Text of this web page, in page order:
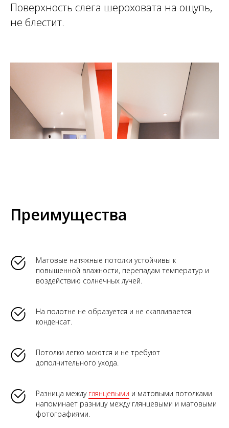
Поверхность слега шероховата на ощупь,
не блестит.
Преимущества
Матовые натяжные потолки устойчивы к
повышенной влажности, перепадам температур и
воздействию солнечных лучей.
На полотне не образуется и не скапливается
конденсат.
Потолки легко моются и не требуют
дополнительного ухода.
Разница между глянцевыми и матовыми потолками
напоминает разницу между глянцевыми и матовыми
фотографиями.